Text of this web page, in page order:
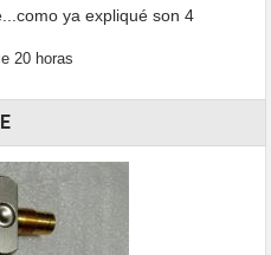
ya expliqué son 4
20 horas